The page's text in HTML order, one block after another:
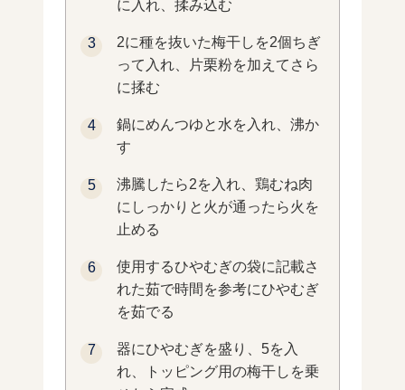
に入れ、揉み込む
2に種を抜いた梅干しを2個ちぎ
って入れ、片栗粉を加えてさら
に揉む
鍋にめんつゆと水を入れ、沸か
す
沸騰したら2を入れ、鶏むね肉
にしっかりと火が通ったら火を
止める
使用するひやむぎの袋に記載さ
れた茹で時間を参考にひやむぎ
を茹でる
器にひやむぎを盛り、5を入
れ、トッピング用の梅干しを乗